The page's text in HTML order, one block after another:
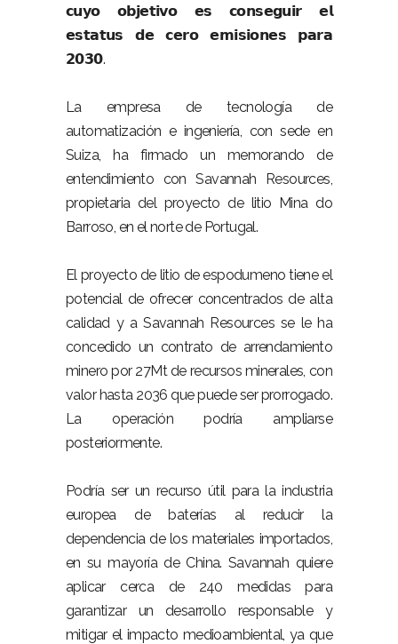
𝗰𝘂𝘆𝗼 𝗼𝗯𝗷𝗲𝘁𝗶𝘃𝗼 𝗲𝘀 𝗰𝗼𝗻𝘀𝗲𝗴𝘂𝗶𝗿
𝗲𝗹
𝗲𝘀𝘁𝗮𝘁𝘂𝘀
𝗱𝗲 𝗰𝗲𝗿𝗼 𝗲𝗺𝗶𝘀𝗶𝗼𝗻𝗲𝘀
𝗽𝗮𝗿𝗮
𝟮𝟬𝟯𝟬.
La empresa de tecnología de
automatización e ingeniería, con sede en
Suiza, ha firmado un memorando de
entendimiento con Savannah Resources,
propietaria del proyecto de litio Mina do
Barroso, en el norte de Portugal.
El proyecto de litio de espodumeno tiene el
potencial de ofrecer concentrados de alta
calidad y a Savannah Resources se le ha
concedido un contrato de arrendamiento
minero por 27Mt de recursos minerales, con
valor hasta 2036 que puede ser prorrogado.
La operación podría ampliarse
posteriormente.
Podría ser un recurso útil para la industria
europea de baterías al reducir la
dependencia de los materiales importados,
en su mayoría de China. Savannah quiere
aplicar cerca de 240 medidas para
garantizar un desarrollo responsable y
mitigar el impacto medioambiental, ya que